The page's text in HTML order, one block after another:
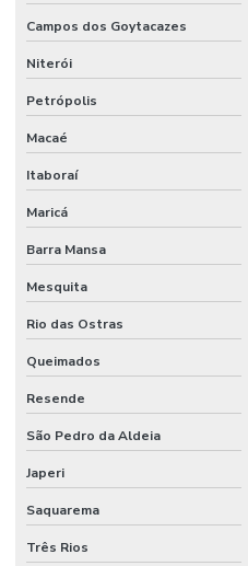
Campos dos Goytacazes
Niterói
Petrópolis
Macaé
Itaboraí
Maricá
Barra Mansa
Mesquita
Rio das Ostras
Queimados
Resende
São Pedro da Aldeia
Japeri
Saquarema
Três Rios